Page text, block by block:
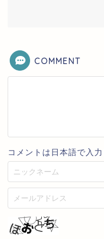
COMMENT
コメントは日本語で入